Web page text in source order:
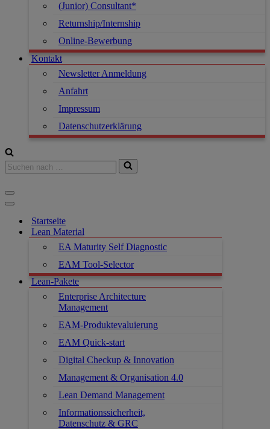
(Junior) Consultant*
Returnship/Internship
Online-Bewerbung
Kontakt
Newsletter Anmeldung
Anfahrt
Impressum
Datenschutzerklärung
Suchen
nach …
Navigationsmenü
Navigationsmenü
Startseite
Lean Material
EA Maturity Self Diagnostic
EAM Tool-Selector
Lean-Pakete
Enterprise Architecture
Management
EAM-Produktevaluierung
EAM Quick-start
Digital Checkup & Innovation
Management & Organisation 4.0
Lean Demand Management
Informationssicherheit,
Datenschutz & GRC